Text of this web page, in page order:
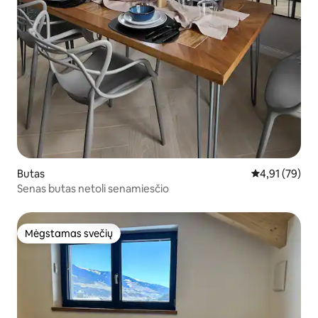
Butas Vidutinis
4,91 (79)
Senas butas netoli senamiesčio
Mėgstamas svečių
Mėgstamas svečių